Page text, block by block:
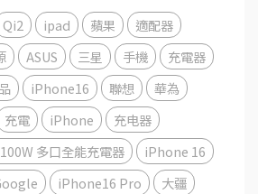
Qi2 ipad 蘋果
適配器
ASUS 三星 手機
充電器
iPhone16 聯想
華為
充電 iPhone
充电器
多口全能充電器
iPhone 16
iPhone16 Pro
大疆